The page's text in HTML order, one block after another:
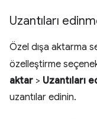
Uzantıları
Özel dışa aktarma
özelleştirme
aktar > Uzantıları
uzantılar edinin.